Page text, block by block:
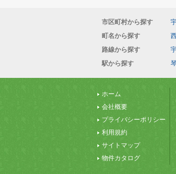
市区町村から探す
町名から探す
路線から探す
駅から探す
ホーム
会社概要
プライバシーポリシー
利用規約
サイトマップ
物件カタログ